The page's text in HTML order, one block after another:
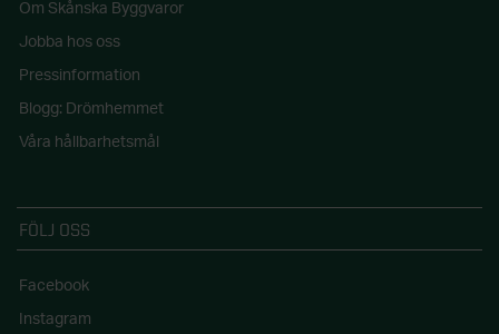
Om Skånska Byggvaror
Jobba hos oss
Pressinformation
Blogg: Drömhemmet
Våra hållbarhetsmål
FÖLJ OSS
Facebook
Instagram